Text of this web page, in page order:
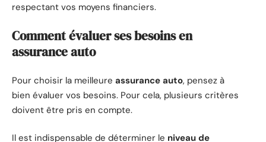
respectant vos moyens financiers.
Comment évaluer ses besoins en
assurance auto
Pour choisir la meilleure assurance auto, pensez à
bien évaluer vos besoins. Pour cela, plusieurs critères
doivent être pris en compte.
Il est indispensable de déterminer le niveau de